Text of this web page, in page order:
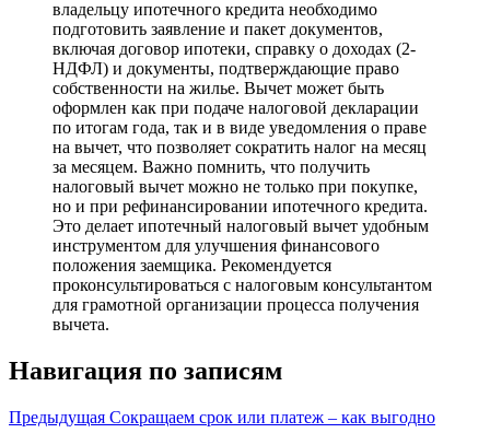
владельцу ипотечного кредита необходимо
подготовить заявление и пакет документов,
включая договор ипотеки, справку о доходах (2-
НДФЛ) и документы, подтверждающие право
собственности на жилье. Вычет может быть
оформлен как при подаче налоговой декларации
по итогам года, так и в виде уведомления о праве
на вычет, что позволяет сократить налог на месяц
за месяцем. Важно помнить, что получить
налоговый вычет можно не только при покупке,
но и при рефинансировании ипотечного кредита.
Это делает ипотечный налоговый вычет удобным
инструментом для улучшения финансового
положения заемщика. Рекомендуется
проконсультироваться с налоговым консультантом
для грамотной организации процесса получения
вычета.
Навигация по записям
Предыдущая Сокращаем срок или платеж – как выгодно